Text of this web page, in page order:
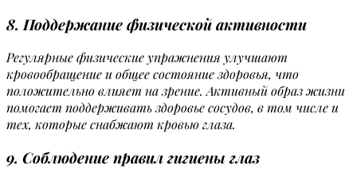
8. Поддержание физической активности
Регулярные физические упражнения улучшают
кровообращение и общее состояние здоровья, что
положительно влияет на зрение. Активный образ жизни
помогает поддерживать здоровье сосудов, в том числе и
тех, которые снабжают кровью глаза.
9. Соблюдение правил гигиены глаз